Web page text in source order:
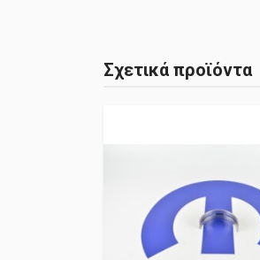
Σχετικά προϊόντα